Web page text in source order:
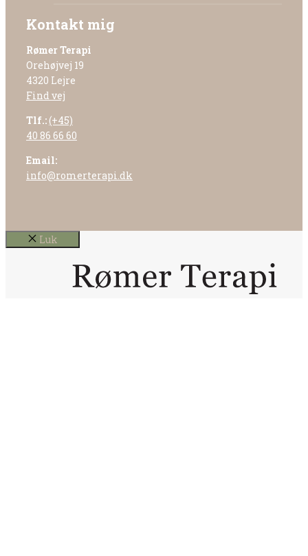
Kontakt mig
Rømer Terapi
Orehøjvej 19
4320 Lejre
Find vej
Tlf.: (+45)
40 86 66 60
Email:
info@romerterapi.dk
Luk